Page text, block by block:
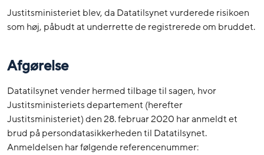
Justitsministeriet blev, da Datatilsynet vurderede risikoen
som høj, påbudt at underrette de registrerede om bruddet.
Afgørelse
Datatilsynet vender hermed tilbage til sagen, hvor
Justitsministeriets departement (herefter
Justitsministeriet) den 28. februar 2020 har anmeldt et
brud på persondatasikkerheden til Datatilsynet.
Anmeldelsen har følgende referencenummer: